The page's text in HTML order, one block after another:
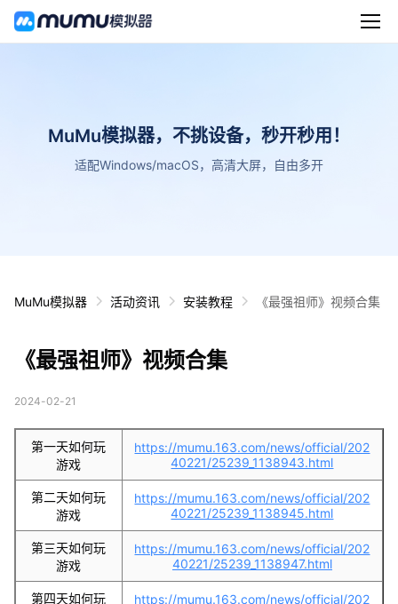
MuMu模拟器，不挑设备，秒开秒用！
适配Windows/macOS，高清大屏，自由多开
MuMu模拟器 活动资讯 安装教程 《最强祖师》视频合集
《最强祖师》视频合集
2024-02-21
第一天如何玩
游戏
https://mumu.163.com/news/official/202
40221/25239_1138943.html
第二天如何玩
游戏
https://mumu.163.com/news/official/202
40221/25239_1138945.html
第三天如何玩
游戏
https://mumu.163.com/news/official/202
40221/25239_1138947.html
第四天如何玩
https://mumu.163.com/news/official/202